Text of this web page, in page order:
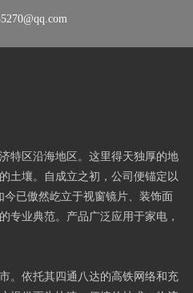
特区沿海地区。这里得天独厚的地
土壤。自成立之初，公司便锚定以
已傲然屹立于视窗镜片、装饰面
专业典范。产品广泛应用于家电，
。依托其四通八达的高铁网络和充